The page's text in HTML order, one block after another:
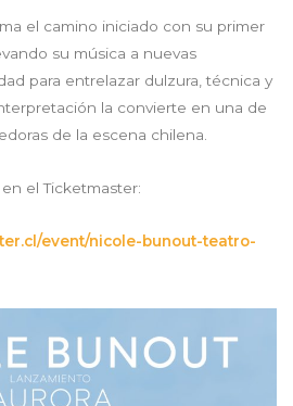
el camino iniciado con su primer
su música a nuevas
para entrelazar dulzura, técnica y
la convierte en una de
de la escena chilena.
el Ticketmaster:
event/nicole-bunout-teatro-